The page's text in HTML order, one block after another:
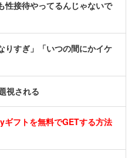
性接待やってるんじゃないで
りすぎ」「いつの間にかイケ
視される
フトを無料でGETする方法